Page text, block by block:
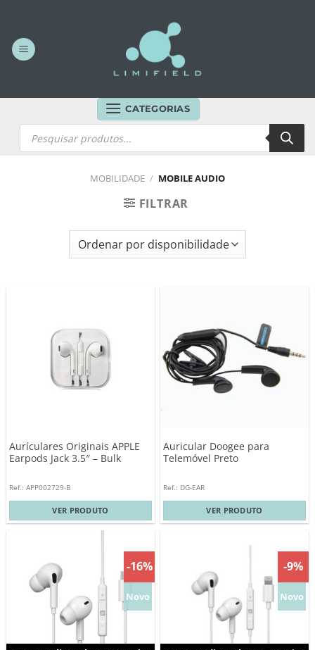
content
CATEGORIAS
Products
search
MOBILIDADE / MOBILE AUDIO
FILTRAR
Aurículares Originais APPLE
Earpods Jack 3.5″ – Bulk
Ref.: APP002729-B
VER PRODUTO
Auricular Doogee para
Telemóvel Preto
Ref.: DG-EAR
VER PRODUTO
-16%
Novo
-9%
Novo